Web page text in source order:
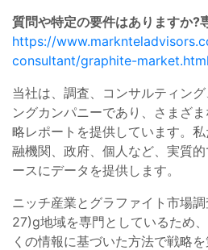
質問や特定の要件はありますか?
https://
consultant/graphite-market.html
当社は、調査、コンサルティン
ングカンパニーであり、さまざ
略レポートを提供しています。
融機関、政府、個人など、実質
ースにデータを提供します。
ニッチ産業とグラファイト市場
27)g地域を専門としているため
くの情報に基づいた方法で戦略